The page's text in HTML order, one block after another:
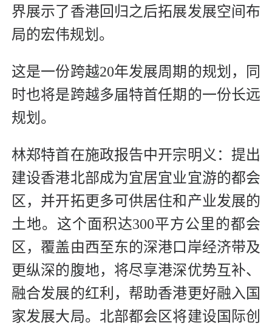
界展示了香港回归之后拓展发展空间布
局的宏伟规划。
这是一份跨越20年发展周期的规划，同
时也将是跨越多届特首任期的一份长远
规划。
林郑特首在施政报告中开宗明义：提出
建设香港北部成为宜居宜业宜游的都会
区，并开拓更多可供居住和产业发展的
土地。这个面积达300平方公里的都会
区，覆盖由西至东的深港口岸经济带及
更纵深的腹地，将尽享港深优势互补、
融合发展的红利，帮助香港更好融入国
家发展大局。北部都会区将建设国际创